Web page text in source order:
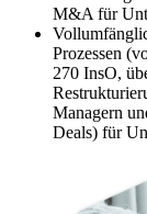
M&A für
Prozessen
270 InsO,
Managern
Deals) für